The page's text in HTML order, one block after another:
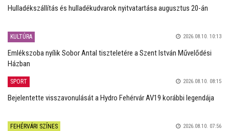
Hulladékszállítás és hulladékudvarok nyitvatartása augusztus 20-án
KULTÚRA 2026.08.10. 10:13
Emlékszoba nyílik Sobor Antal tiszteletére a Szent István Művelődési
Házban
SPORT 2026.08.10. 08:15
Bejelentette visszavonulását a Hydro Fehérvár AV19 korábbi legendája
FEHÉRVÁRI SZÍNES 2026.08.10. 07:56